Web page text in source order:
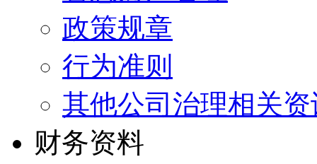
政策规章
行为准则
其他公司治理相关资
财务资料